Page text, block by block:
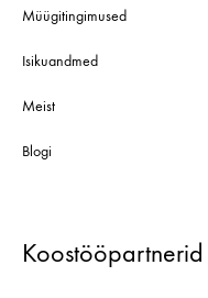
Müügitingimused
Isikuandmed
Meist
Blogi
Koostööpartnerid